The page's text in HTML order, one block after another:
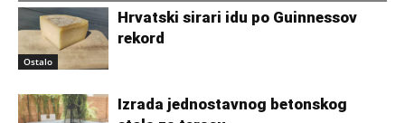
Ostalo
Hrvatski sirari idu po Guinnessov
rekord
Izrada jednostavnog betonskog